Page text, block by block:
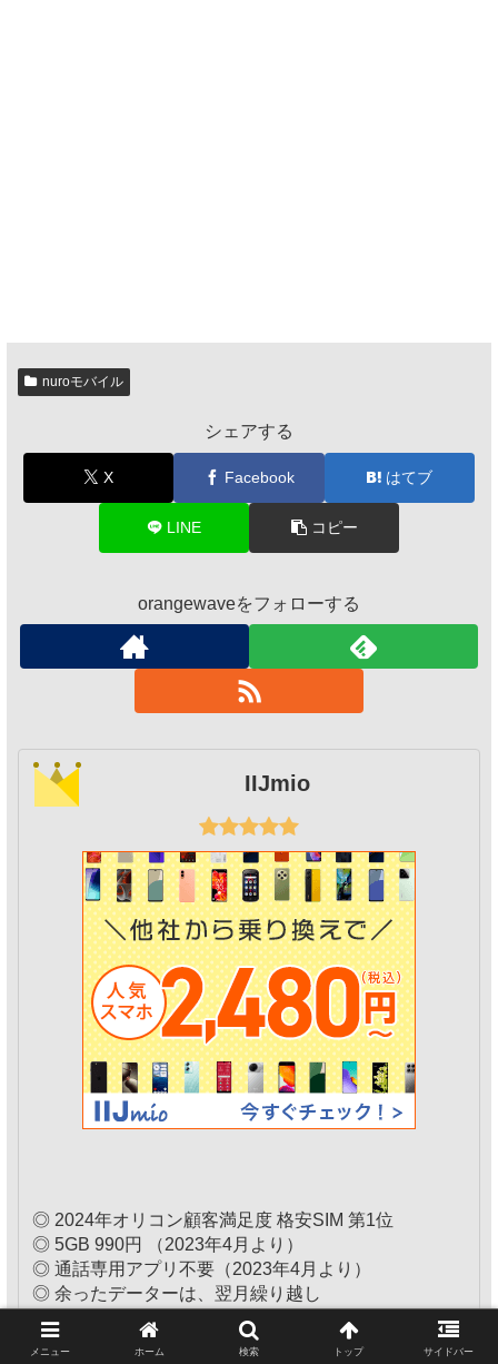
nuroモバイル
シェアする
X Facebook はてブ
LINE コピー
orangewaveをフォローする
IIJmio
◎ 2024年オリコン顧客満足度 格安SIM 第1位
◎ 5GB 990円 （2023年4月より）
◎ 通話専用アプリ不要（2023年4月より）
◎ 余ったデーターは、翌月繰り越し
◎ 違約金、MNP転出手数料無し
◎ MVNO格安SIM 最大手
メニュー ホーム 検索 トップ サイドバー